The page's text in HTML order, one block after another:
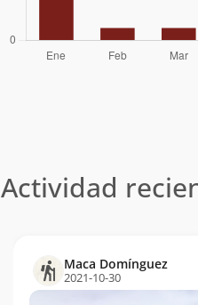
Eberhard Meier
13/01/29
Albrecht Maass
Actividad
Maca Domínguez
2021-10-30